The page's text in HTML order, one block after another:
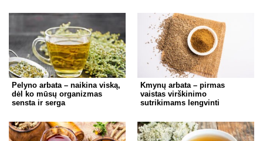
Pelyno arbata – naikina viską,
dėl ko mūsų organizmas
sensta ir serga
Kmynų arbata – pirmas
vaistas virškinimo
sutrikimams lengvinti